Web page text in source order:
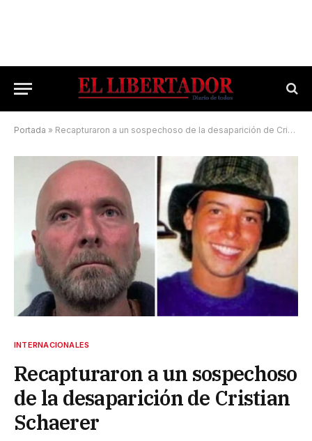
Portada » Recapturaron a un sospechoso de la desaparición de Cristian Schaerer
INTERNACIONALES
Recapturaron a un sospechoso
de la desaparición de Cristian
Schaerer